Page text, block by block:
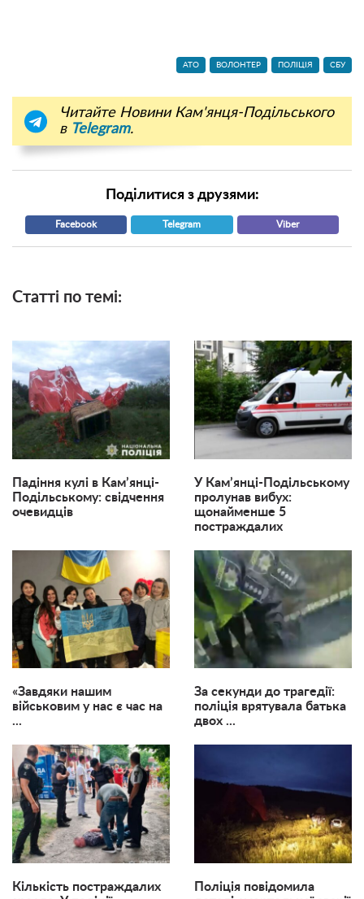
АТО ВОЛОНТЕР ПОЛІЦІЯ СБУ
Читайте Новини Кам'янця-Подільського
в Telegram.
Поділитися з друзями:
Facebook Telegram Viber
Статті по темі:
Падіння кулі в Кам’янці-
Подільському: свідчення
очевидців
У Кам’янці-Подільському
пролунав вибух:
щонайменше 5
постраждалих
«Завдяки нашим
військовим у нас є час на
...
За секунди до трагедії:
поліція врятувала батька
двох ...
Кількість постраждалих
Поліція повідомила